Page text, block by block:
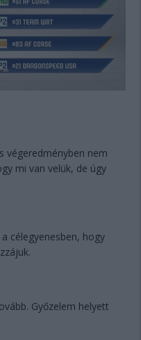
végeredményben nem
mi van velük, de úgy
célegyenesben, hogy
Győzelem helyett